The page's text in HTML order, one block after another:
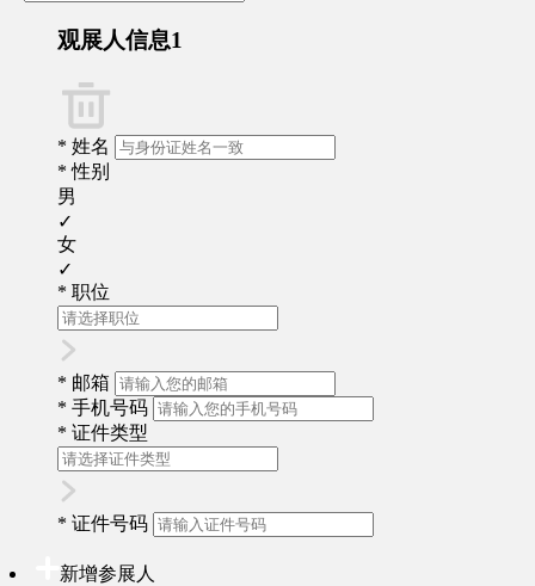
观展人信息1
* 姓名
* 性别
男
✓
女
✓
* 职位
* 邮箱
* 手机号码
* 证件类型
* 证件号码
新增参展人